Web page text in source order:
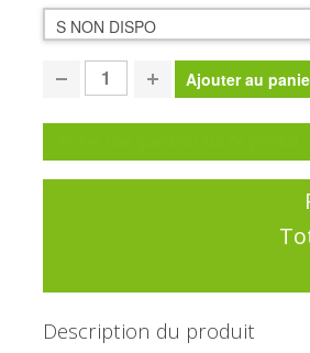
Description du produit